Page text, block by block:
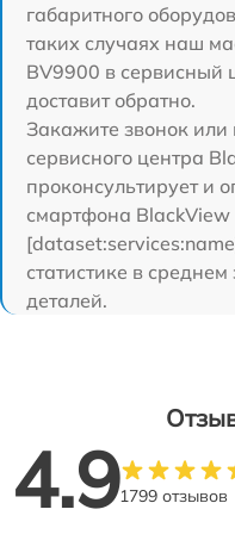
габаритного
таких случаях наш
BV9900 в сервисный
доставит обратно.
Закажите звонок или
сервисного центра
проконсультирует и
смартфона BlackView
статистике в
деталей.
4.91799 отзывов